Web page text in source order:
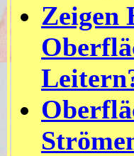
Zeigen